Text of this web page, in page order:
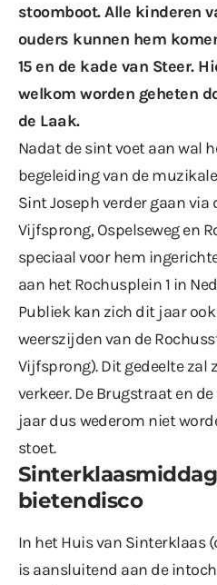
stoomboot. Alle kinderen
ouders kunnen hem
15 en de kade van Steer.
welkom worden geheten
de Laak.
Nadat de sint voet aan wal
begeleiding van de
Sint Joseph verder gaan via
Vijfsprong, Ospelseweg en
speciaal voor hem
aan het Rochusplein 1 in
Publiek kan zich dit jaar
weerszijden van de
Vijfsprong). Dit gedeelte zal
verkeer. De Brugstraat en
jaar duswederom niet
stoet.
bietendisco
In het Huis van Sinterklaas
is aansluitend aan de